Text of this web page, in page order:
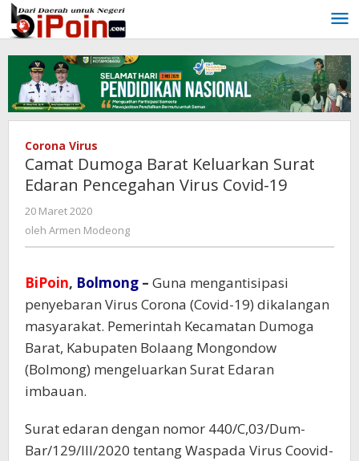
Lewati
ke
konten
Corona Virus
Camat Dumoga Barat Keluarkan Surat
Edaran Pencegahan Virus Covid-19
20 Maret 2020
Armen
Modeong
oleh Armen Modeong
BiPoin, Bolmong – Guna mengantisipasi
penyebaran Virus Corona (Covid-19) dikalangan
masyarakat. Pemerintah Kecamatan Dumoga
Barat, Kabupaten Bolaang Mongondow
(Bolmong) mengeluarkan Surat Edaran
imbauan.
Surat edaran dengan nomor 440/C,03/Dum-
Bar/129/III/2020 tentang Waspada Virus Coovid-